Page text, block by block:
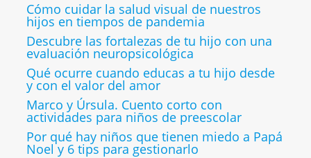
Cómo cuidar la salud visual de nuestros
hijos en tiempos de pandemia
Descubre las fortalezas de tu hijo con una
evaluación neuropsicológica
Qué ocurre cuando educas a tu hijo desde
y con el valor del amor
Marco y Úrsula. Cuento corto con
actividades para niños de preescolar
Por qué hay niños que tienen miedo a Papá
Noel y 6 tips para gestionarlo